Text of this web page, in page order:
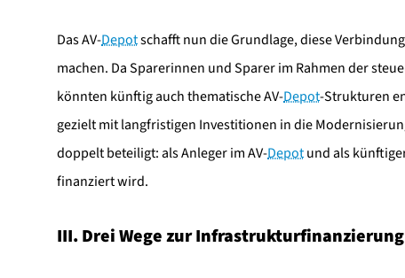
Das AV-Depotschafft nun die Grundlage, diese
machen. Da Sparerinnen und Sparer im Rahmen der
könnten künftig auch thematische AV-Depot-Strukturen
gezielt mit langfristigen Investitionen in die
doppelt beteiligt: als Anleger im AV-Depotund als
finanziert wird.
III. Drei Wege zur Infrastrukturfinanzierung